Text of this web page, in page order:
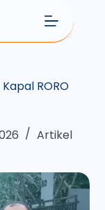
RORO
Artikel